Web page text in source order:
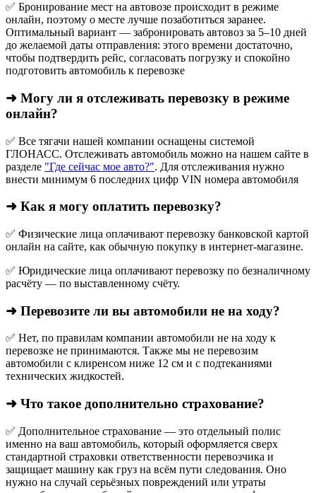
✅ Бронирование мест на автовозе происходит в режиме
онлайн, поэтому о месте лучше позаботиться заранее.
Оптимальный вариант — забронировать автовоз за 5–10 дней
до желаемой даты отправления: этого времени достаточно,
чтобы подтвердить рейс, согласовать погрузку и спокойно
подготовить автомобиль к перевозке
➜ Могу ли я отслеживать перевозку в режиме
онлайн?
✅ Все тягачи нашей компании оснащены системой
ГЛОНАСС. Отслеживать автомобиль можно на нашем сайте в
разделе "Где сейчас мое авто?". Для отслеживания нужно
внести минимум 6 последних цифр VIN номера автомобиля
➜ Как я могу оплатить перевозку?
✅ Физические лица оплачивают перевозку банковской картой
онлайн на сайте, как обычную покупку в интернет‑магазине.
✅ Юридические лица оплачивают перевозку по безналичному
расчёту — по выставленному счёту.
➜ Перевозите ли вы автомобили не на ходу?
✅ Нет, по правилам компании автомобили не на ходу к
перевозке не принимаются. Также мы не перевозим
автомобили с клиренсом ниже 12 см и с подтеканиями
технических жидкостей.
➜ Что такое дополнительно страхование?
✅ Дополнительное страхование — это отдельный полис
именно на ваш автомобиль, который оформляется сверх
стандартной страховки ответственности перевозчика и
защищает машину как груз на всём пути следования. Оно
нужно на случай серьёзных повреждений или утраты